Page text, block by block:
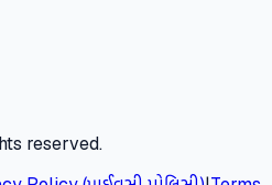
reserved.